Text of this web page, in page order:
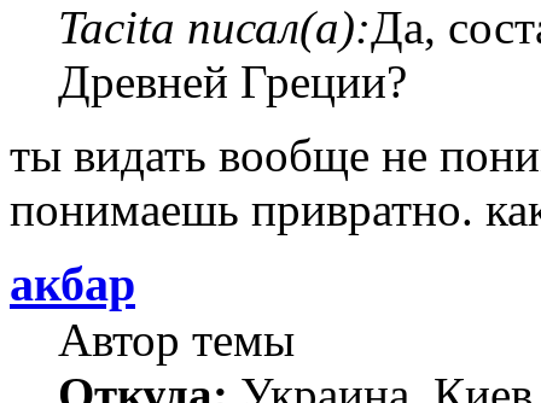
Tacita писал(а):Да,
Древней Греции?
ты видать вообще не
понимаешь привратно.
акбар
Автор темы